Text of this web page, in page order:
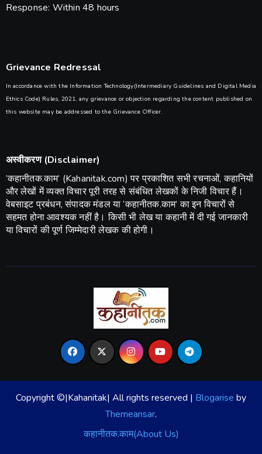
Response: Within 48 hours
Grievance Redressal
In accordance with the Information Technology(Intermediary Guidelines and Digital Media
Ethics Code) Rules, 2021, any grievance or objection regarding the content published on
this website may be addressed to the Grievance Officer.
अस्वीकरण (Disclaimer)
​’कहानीतक.काम’ (Kahanitak.com) पर प्रकाशित सभी रचनाओं, कहानियों
और लेखों में व्यक्त विचार पूरी तरह से संबंधित लेखकों के निजी विचार हैं।
वेबसाइट प्रबंधन, संपादक मंडल या ‘कहानीतक.काम’ का इन विचारों से
सहमत होना आवश्यक नहीं है। किसी भी लेख या कहानी में दी गई जानकारी
या विचारों की पूर्ण जिम्मेदारी लेखक की होगी।
Copyright ©|Kahanitak| All rights reserved | Blogarise by
Themeansar.
कहानीतक.काम(About Us)